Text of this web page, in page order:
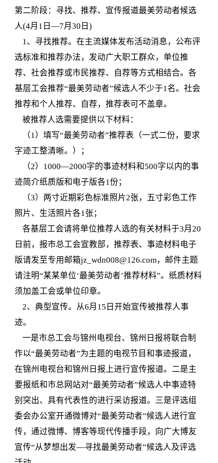
第二阶段：寻找、推荐、宣传报道最美劳动者候选
人(4月1日—7月30日)
1、寻找推荐。在主流媒体发布活动消息，公布评
选标准和推荐办法，发动广大职工群众，单位推
荐、社会推荐或市民推荐、自荐等方式相结合。各
基层工会推荐“最美劳动者”候选人不少于1名。社会
推荐和个人推荐、自荐，推荐表可不盖章。
被推荐人选需要提供以下材料：
（1）填写“最美劳动者”推荐表（一式二份，要求
字迹工整清晰。）；
（2）1000—2000字的事迹材料和500字以内的事
迹简介纸质版和电子版各1份；
（3）两寸近期彩色标准照片2张，五寸彩色工作
照片、生活照片各1张；
各基层工会请将单位推荐人选的有关材料于3月20
日前，报市总工会宣教部，推荐表、事迹材料电子
版请发至专用邮箱jz_wdn008@126.com，邮件主题
请注明“某某单位‘最美劳动者’推荐材料”。纸质材料
须加盖工会或单位印章。
2、典型宣传。从6月15日开始宣传被推荐人事
迹。
一是市总工会与锦州电视台、锦州日报将联合制
作以“最美劳动者”为主题的电视节目和事迹报道，
在锦州电视台和锦州日报上进行宣传报道。二是主
要报纸和市总网站对“最美劳动者”候选人中事迹特
别突出、具有代表性的进行采访报道。三是评选组
委会办公室开通微博对“最美劳动者”候选人进行宣
传，通过微博、博客等现代传播手段，向广大博友
宣传“从梦想出发—寻找最美劳动者”候选人及评选